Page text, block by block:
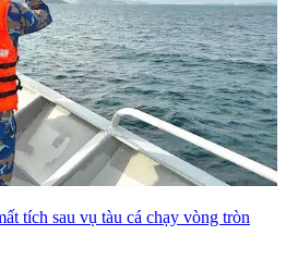
tích sau vụ tàu cá chạy vòng tròn